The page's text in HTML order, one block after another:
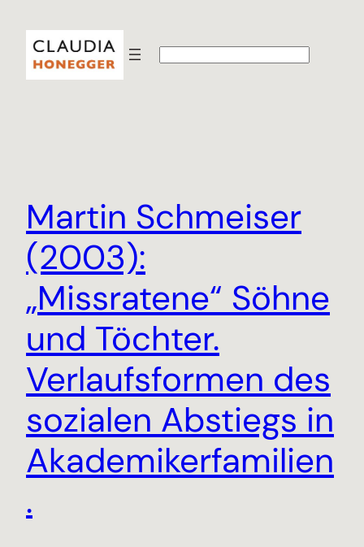
Inhalt
springen
Martin Schmeiser
(2003):
„Missratene“ Söhne
und Töchter.
Verlaufsformen des
sozialen Abstiegs in
Akademikerfamilien
.